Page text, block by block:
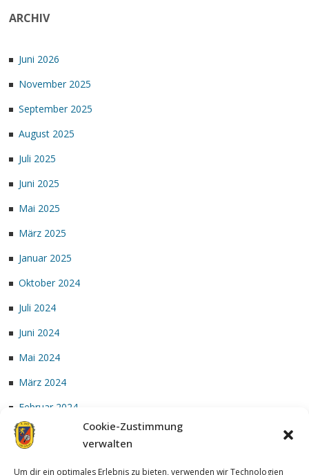
Cookie-Zustimmung
verwalten
Um dir ein optimales Erlebnis zu bieten, verwenden wir Technologien
ARCHIV
Juni 2026
November 2025
September 2025
August 2025
Juli 2025
Juni 2025
Mai 2025
März 2025
Januar 2025
Oktober 2024
Juli 2024
Juni 2024
Mai 2024
März 2024
Februar 2024
Januar 2024